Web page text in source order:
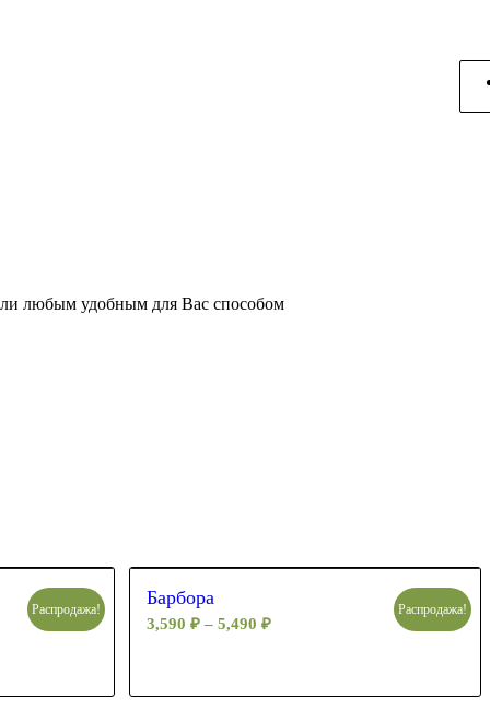
любым удобным для Вас способом
Распродажа!
Барбора
3,590 ₽– 5,490 ₽
Распродажа!